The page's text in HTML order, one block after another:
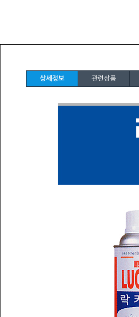
상세정보 관련상품